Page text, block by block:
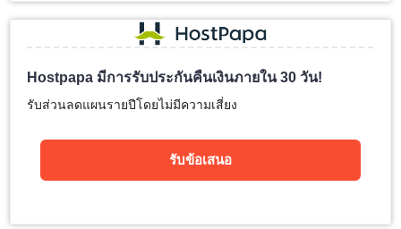
Hostpapa มีการรับประกันคืนเงินภายใน 30 วัน!
รับส่วนลดแผนรายปีโดยไม่มีความเสี่ยง
รับข้อเสนอ